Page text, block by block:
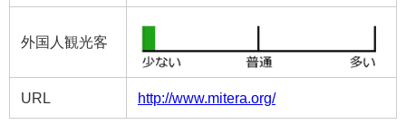
外国人観光客
URL http://www.mitera.org/